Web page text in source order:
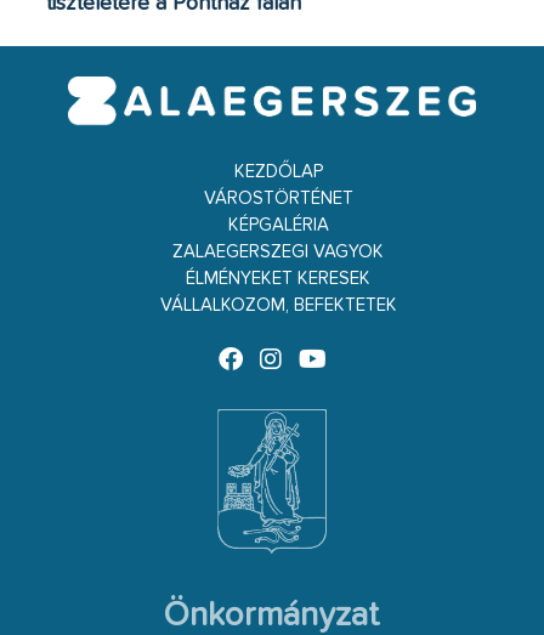
KEZDŐLAP
VÁROSTÖRTÉNET
KÉPGALÉRIA
ZALAEGERSZEGI VAGYOK
ÉLMÉNYEKET KERESEK
VÁLLALKOZOM, BEFEKTETEK
Önkormányzat